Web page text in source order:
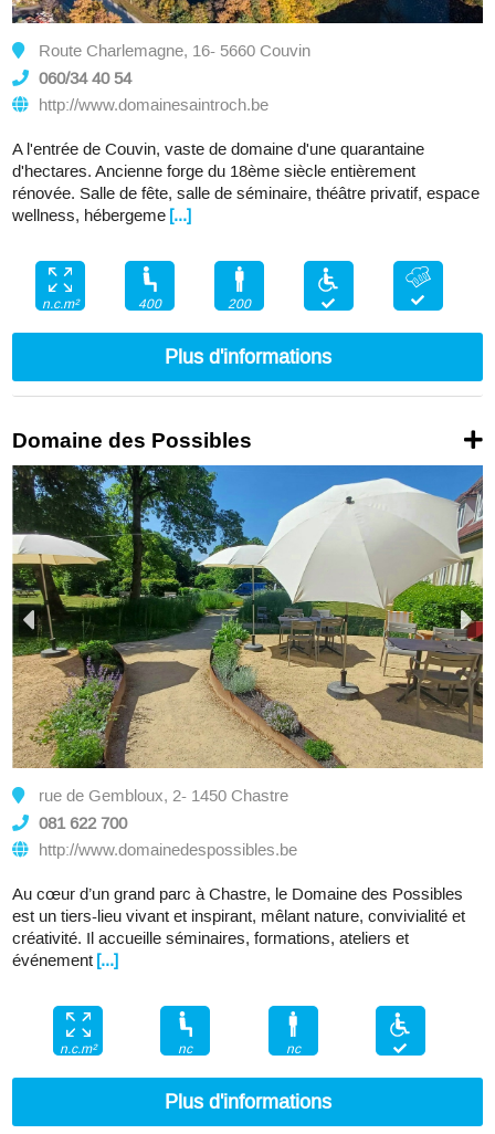
Route Charlemagne, 16- 5660 Couvin
060/34 40 54
http://www.domainesaintroch.be
A l'entrée de Couvin, vaste de domaine d'une quarantaine
d'hectares. Ancienne forge du 18ème siècle entièrement
rénovée. Salle de fête, salle de séminaire, théâtre privatif, espace
wellness, hébergeme [...]
n.c.m² 400 200
Plus d'informations
Domaine des Possibles
rue de Gembloux, 2- 1450 Chastre
081 622 700
http://www.domainedespossibles.be
Au cœur d’un grand parc à Chastre, le Domaine des Possibles
est un tiers-lieu vivant et inspirant, mêlant nature, convivialité et
créativité. Il accueille séminaires, formations, ateliers et
événement [...]
n.c.m² nc nc
Plus d'informations